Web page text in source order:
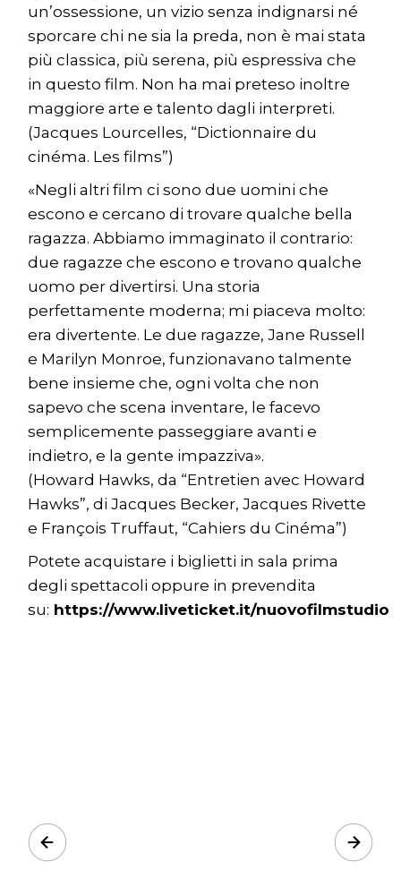
un’ossessione, un vizio senza indignarsi né
sporcare chi ne sia la preda, non è mai stata
più classica, più serena, più espressiva che
in questo film. Non ha mai preteso inoltre
maggiore arte e talento dagli interpreti.
(Jacques Lourcelles, “Dictionnaire du
cinéma. Les films”)
«Negli altri film ci sono due uomini che
escono e cercano di trovare qualche bella
ragazza. Abbiamo immaginato il contrario:
due ragazze che escono e trovano qualche
uomo per divertirsi. Una storia
perfettamente moderna; mi piaceva molto:
era divertente. Le due ragazze, Jane Russell
e Marilyn Monroe, funzionavano talmente
bene insieme che, ogni volta che non
sapevo che scena inventare, le facevo
semplicemente passeggiare avanti e
indietro, e la gente impazziva».
(Howard Hawks, da “Entretien avec Howard
Hawks”, di Jacques Becker, Jacques Rivette
e François Truffaut, “Cahiers du Cinéma”)
Potete acquistare i biglietti in sala prima
degli spettacoli oppure in prevendita
su: https://www.liveticket.it/nuovofilmstudio